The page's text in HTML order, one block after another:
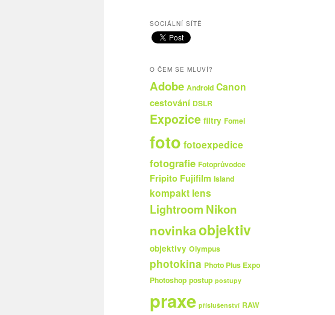
SOCIÁLNÍ SÍTĚ
O ČEM SE MLUVÍ?
Adobe Android Canon
cestování DSLR
Expozice filtry Fomei
foto fotoexpedice
fotografie Fotoprůvodce
Fripito Fujifilm Island
kompakt lens
Lightroom Nikon
novinkaobjektiv
objektivy Olympus
photokina Photo Plus Expo
Photoshop postup postupy
praxe příslušenství RAW